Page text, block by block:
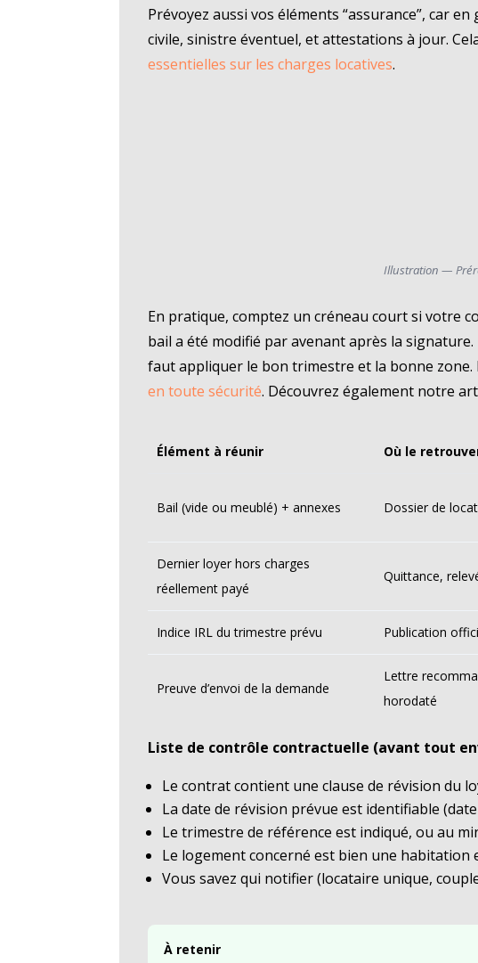
Prévoyez aussi vos éléments “assurance”, car
civile, sinistre éventuel, et attestations à jour.
essentielles sur les charges locatives.
Illustration —
En pratique, comptez un créneau court si votre
bail a été modifié par avenant après la
faut appliquer le bon trimestre et la bonne
en toute sécurité. Découvrez également notre
Élément à réunir Où le
Bail (vide ou meublé) + annexes Dossier de
Dernier loyer hors charges
réellement payé
Quittance,
Indice IRL du trimestre prévu Publication
Preuve d’envoi de la demande
Lettre
horodaté
Liste de contrôle contractuelle (avant tout
Le contrat contient une clause de révision du
La date de révision prévue est identifiable
Le trimestre de référence est indiqué, ou au
Le logement concerné est bien une habitation
Vous savez qui notifier (locataire unique,
À retenir